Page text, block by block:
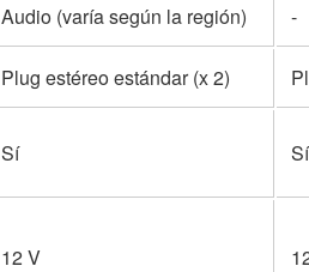
Audio (varía según la región) -
Plug estéreo estándar (x 2)
Sí Sí
12 V